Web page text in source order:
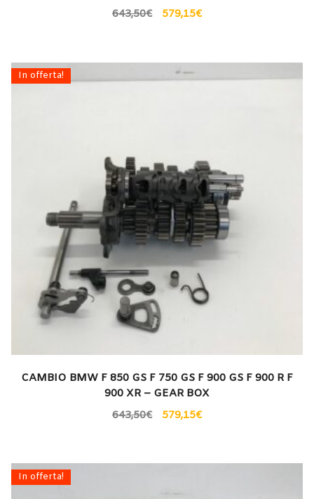
643,50€ 579,15€
In offerta!
CAMBIO BMW F 850 GS F 750 GS F 900 GS F 900 R F
900 XR – GEAR BOX
643,50€ 579,15€
In offerta!